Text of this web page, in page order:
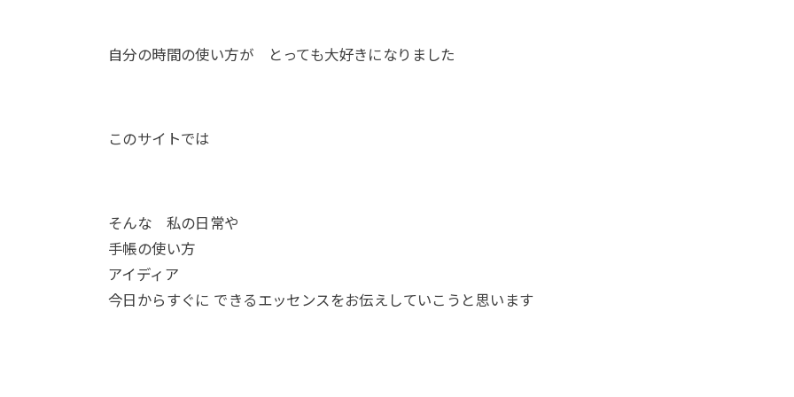
自分の時間の使い方が とっても大好きになりました
このサイトでは
そんな 私の日常や
手帳の使い方
アイディア
今日からすぐに できるエッセンスをお伝えしていこうと思います